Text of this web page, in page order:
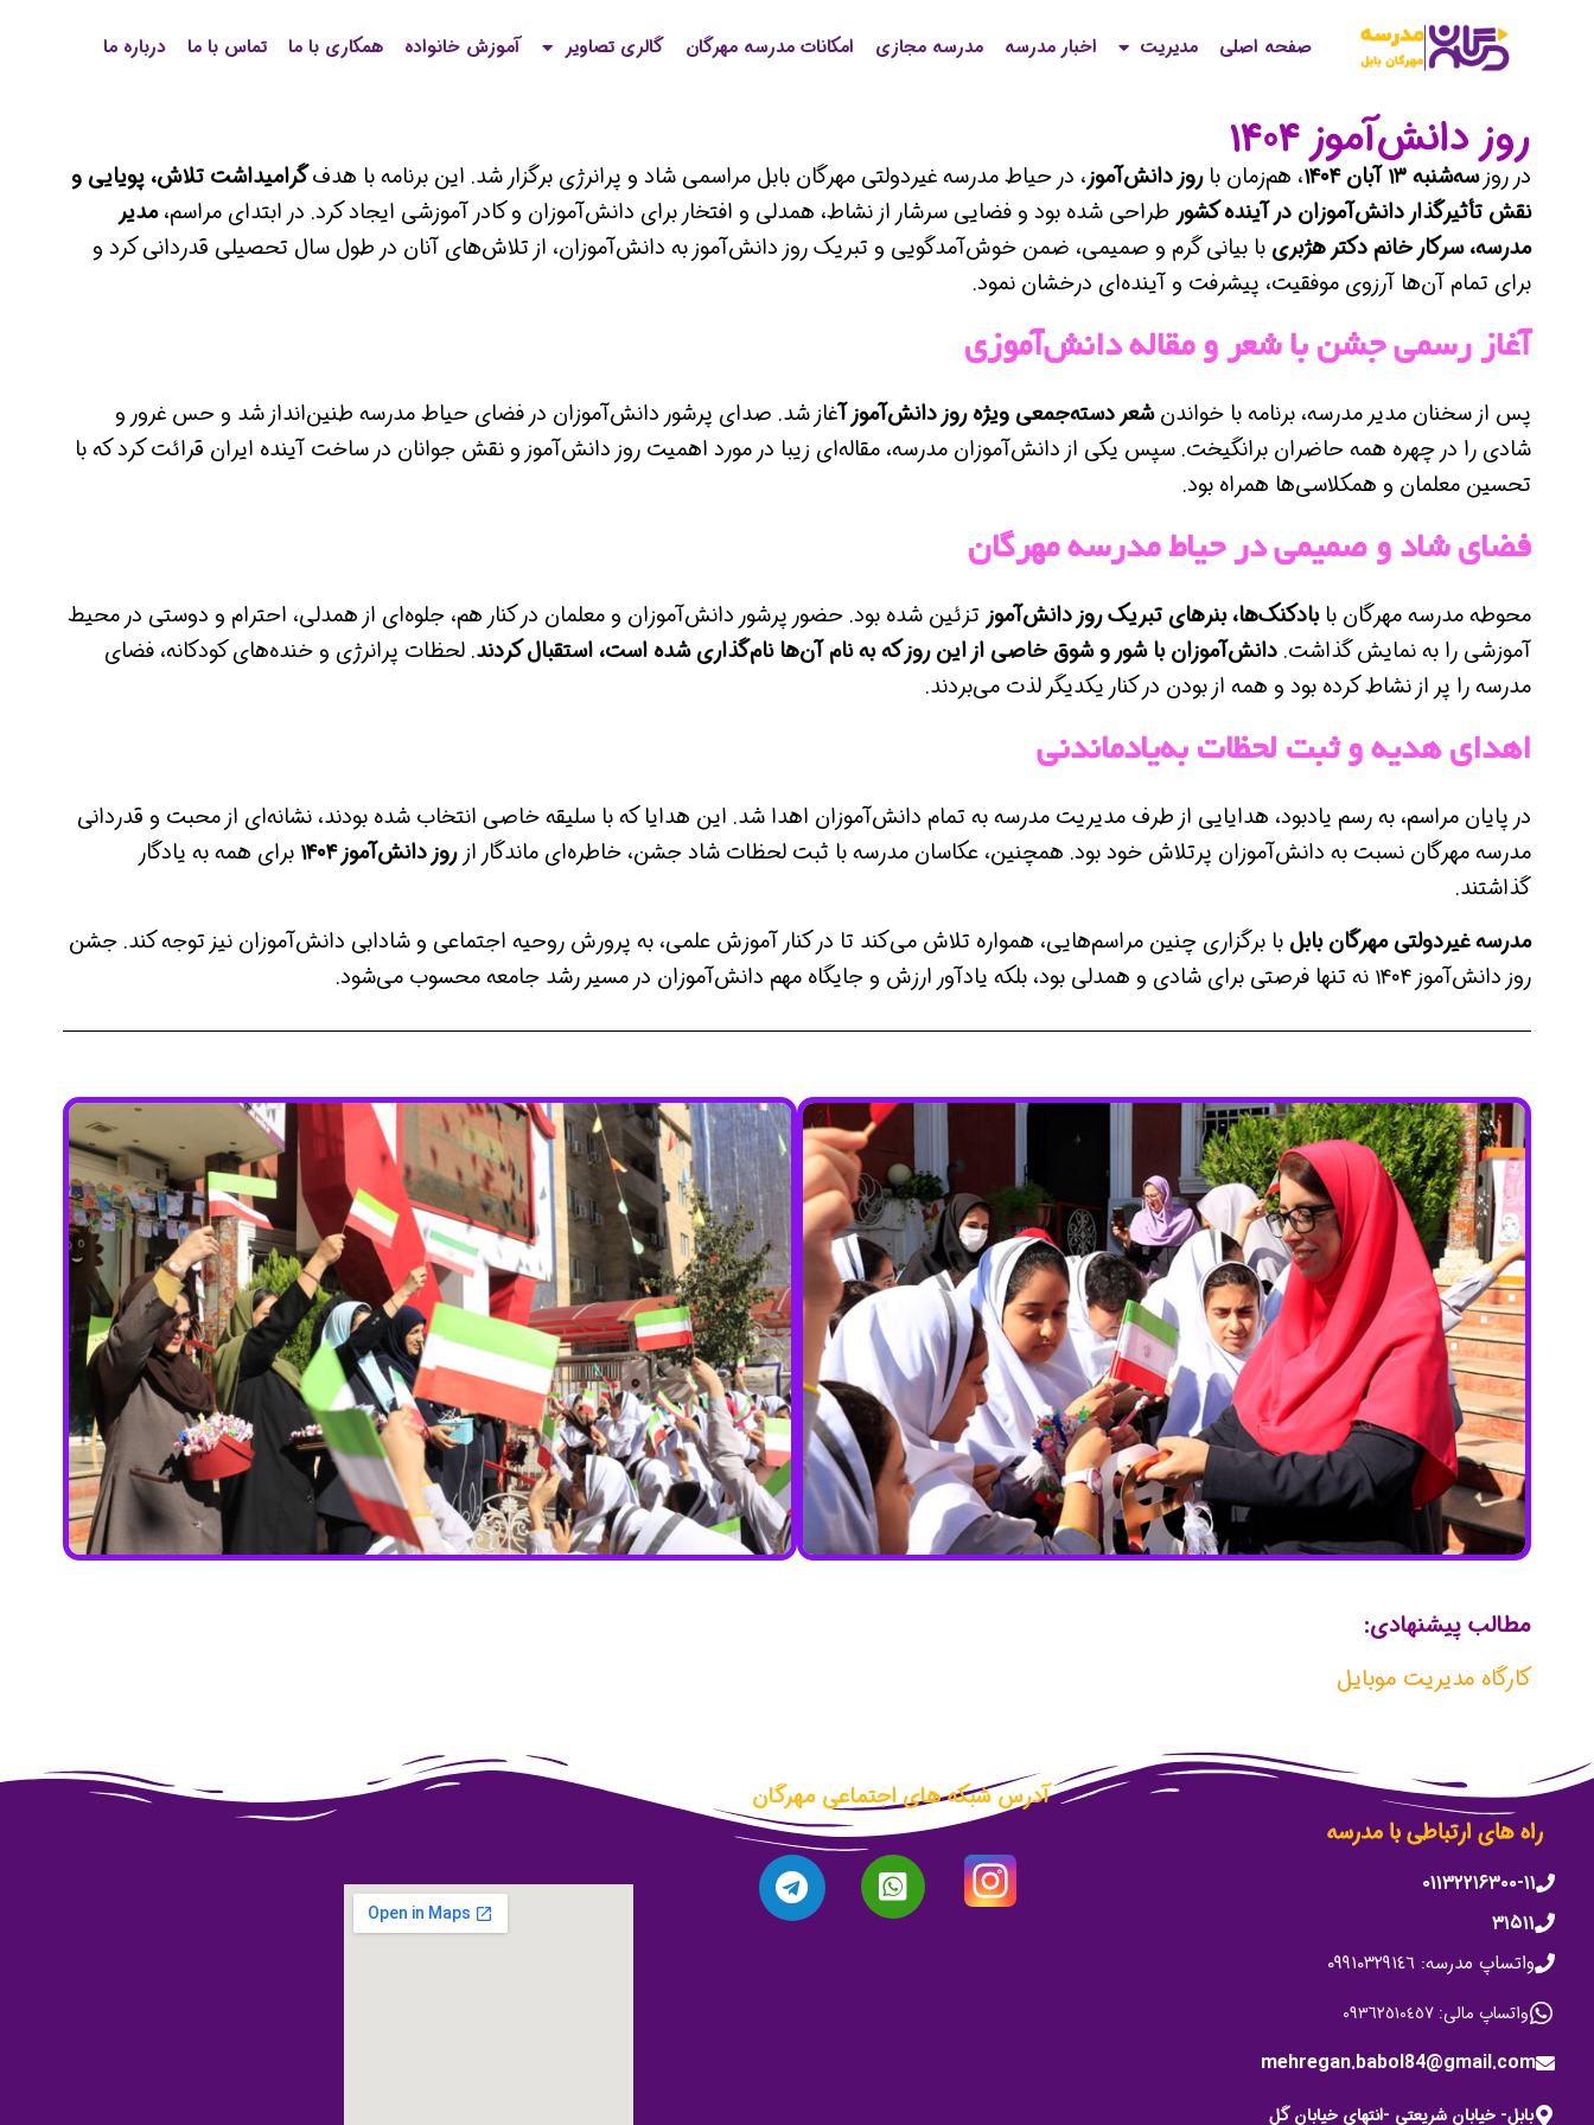
صفحه اصلی مدیریت اخبار مدرسه مدرسه مجازی امکانات مدرسه مهرگان گالری تصاویر آموزش خانواده همکاری با ما تماس با ما درباره ما
روز دانش‌آموز ۱۴۰۴
در روزسه‌شنبه ۱۳ آبان ۱۴۰۴ ، هم‌زمان باروز دانش‌آموز، در حیاط مدرسه غیردولتی مهرگان بابل مراسمی شاد و پرانرژی برگزار شد. این برنامه با هدفگرامیداشت تلاش، پویایی و
نقش تأثیرگذار دانش‌آموزان در آینده کشور طراحی شده بود و فضایی سرشار از نشاط، همدلی و افتخار برای دانش‌آموزان و کادر آموزشی ایجاد کرد. در ابتدای مراسم،مدیر
مدرسه، سرکار خانم دکتر هژبری با بیانی گرم و صمیمی، ضمن خوش‌آمدگویی و تبریک روز دانش‌آموز به دانش‌آموزان، از تلاش‌های آنان در طول سال تحصیلی قدردانی کرد و
برای تمام آن‌ها آرزوی موفقیت، پیشرفت و آینده‌ای درخشان نمود.
آغاز رسمی جشن با شعر و مقاله دانش‌آموزی
پس از سخنان مدیر مدرسه، برنامه با خواندنشعر دسته‌جمعی ویژه روز دانش‌آموز آغاز شد. صدای پرشور دانش‌آموزان در فضای حیاط مدرسه طنین‌انداز شد و حس غرور و
شادی را در چهره همه حاضران برانگیخت. سپس یکی از دانش‌آموزان مدرسه، مقاله‌ای زیبا در مورد اهمیت روز دانش‌آموز و نقش جوانان در ساخت آینده ایران قرائت کرد که با
تحسین معلمان و همکلاسی‌ها همراه بود.
فضای شاد و صمیمی در حیاط مدرسه مهرگان
محوطه مدرسه مهرگان بابادکنک‌ها، بنرهای تبریک روز دانش‌آموز تزئین شده بود. حضور پرشور دانش‌آموزان و معلمان در کنار هم، جلوه‌ای از همدلی، احترام و دوستی در محیط
آموزشی را به نمایش گذاشت. دانش‌آموزان با شور و شوق خاصی از این روز که به نام آن‌ها نام‌گذاری شده است، استقبال کردند. لحظات پرانرژی و خنده‌های کودکانه، فضای
مدرسه را پر از نشاط کرده بود و همه از بودن در کنار یکدیگر لذت می‌بردند.
اهدای هدیه و ثبت لحظات به‌یادماندنی
در پایان مراسم، به رسم یادبود، هدایایی از طرف مدیریت مدرسه به تمام دانش‌آموزان اهدا شد. این هدایا که با سلیقه خاصی انتخاب شده بودند، نشانه‌ای از محبت و قدردانی
مدرسه مهرگان نسبت به دانش‌آموزان پرتلاش خود بود. همچنین، عکاسان مدرسه با ثبت لحظات شاد جشن، خاطره‌ای ماندگار از روز دانش‌آموز ۱۴۰۴
برای همه به یادگار
گذاشتند.
مدرسه غیردولتی مهرگان بابل با برگزاری چنین مراسم‌هایی، همواره تلاش می‌کند تا در کنار آموزش علمی، به پرورش روحیه اجتماعی و شادابی دانش‌آموزان نیز توجه کند. جشن
روز دانش‌آموز ۱۴۰۴ نه تنها فرصتی برای شادی و همدلی بود، بلکه یادآور ارزش و جایگاه مهم دانش‌آموزان در مسیر رشد جامعه محسوب می‌شود.
مطالب پیشنهادی:
کارگاه مدیریت موبایل
راه های ارتباطی با مدرسه
۰۱۱۳۲۲۱۶۳۰۰-۱۱
۳۱۵۱۱
واتساپ مدرسه: ٠٩٩١٠٣٢٩١٤٦
واتساپ مالی: ٠٩٣٦٢٥١٠٤٥٧
mehregan.babol84@gmail.com
بابل- خیابان شریعتی -انتهای خیابان گل
آدرس شبکه های اجتماعی مهرگان